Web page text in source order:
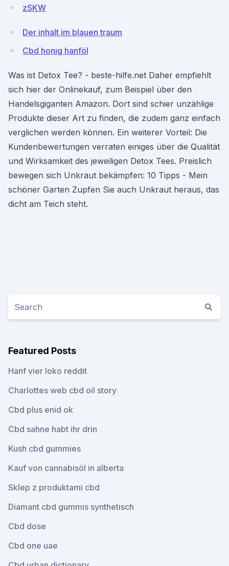
zSKW
Der inhalt im blauen traum
Cbd honig hanföl
Was ist Detox Tee? - beste-hilfe.net Daher empfiehlt
sich hier der Onlinekauf, zum Beispiel über den
Handelsgiganten Amazon. Dort sind schier unzählige
Produkte dieser Art zu finden, die zudem ganz einfach
verglichen werden können. Ein weiterer Vorteil: Die
Kundenbewertungen verraten einiges über die Qualität
und Wirksamkeit des jeweiligen Detox Tees. Preislich
bewegen sich Unkraut bekämpfen: 10 Tipps - Mein
schöner Garten Zupfen Sie auch Unkraut heraus, das
dicht am Teich steht.
Featured Posts
Hanf vier loko reddit
Charlottes web cbd oil story
Cbd plus enid ok
Cbd sahne habt ihr drin
Kush cbd gummies
Kauf von cannabisöl in alberta
Sklep z produktami cbd
Diamant cbd gummis synthetisch
Cbd dose
Cbd one uae